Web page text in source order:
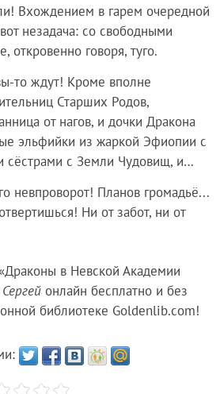
Вхождением в гарем очередной
незадача: со свободными
откровенно говоря, туго.
то ждут! Кроме вполне
Старших Родов,
от нагов, и дочки Дракона
эльфийки из жаркой Эфиопии с
сёстрами с Земли Чудовищ, и…
невпроворот! Планов громадьё...
Ни от забот, ни от
в Невской Академии
онлайн бесплатно и без
библиотеке Goldenlib.com!